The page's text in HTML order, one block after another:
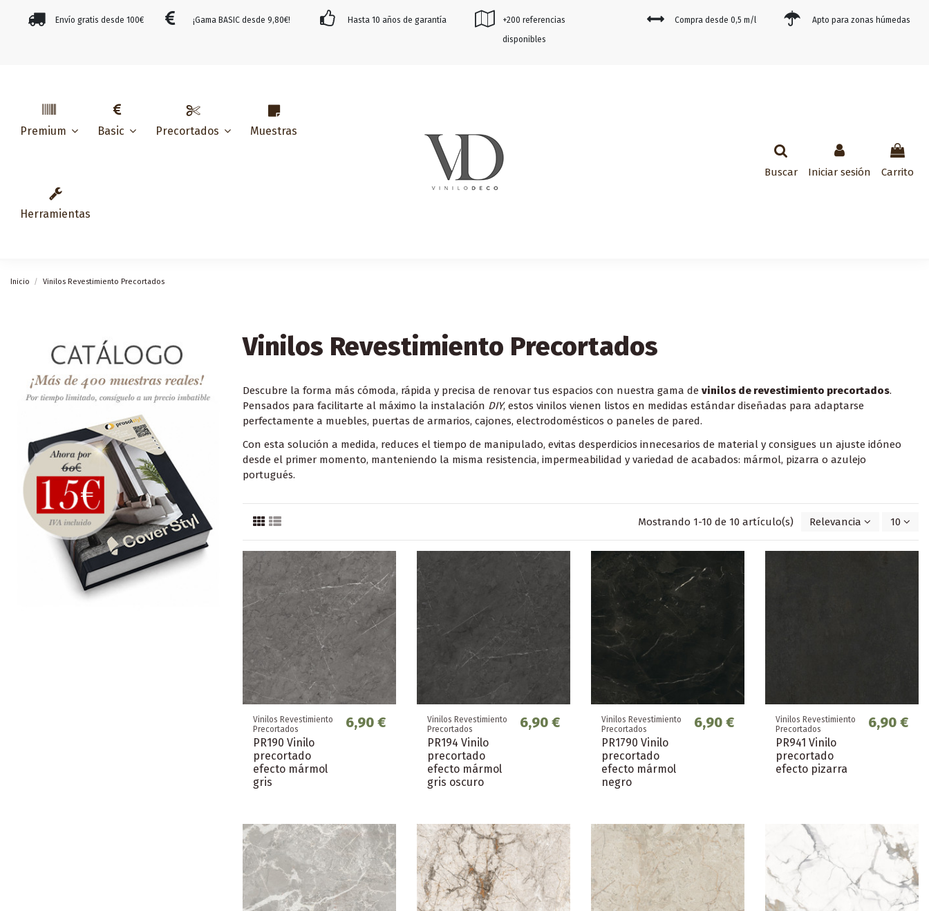
Envío gratis desde 100€ ¡Gama BASIC desde 9,80€! Hasta 10 años de garantía
+200 referencias
disponibles
Compra desde 0,5 m/l Apto para zonas húmedas
Premium Basic Precortados Muestras
Herramientas
Buscar Iniciar sesión Carrito
Inicio Vinilos Revestimiento Precortados
Vinilos Revestimiento Precortados
Descubre la forma más cómoda, rápida y precisa de renovar tus espacios con nuestra gama de vinilos de revestimiento precortados.
Pensados para facilitarte al máximo la instalación DIY, estos vinilos vienen listos en medidas estándar diseñadas para adaptarse
perfectamente a muebles, puertas de armarios, cajones, electrodomésticos o paneles de pared.
Con esta solución a medida, reduces el tiempo de manipulado, evitas desperdicios innecesarios de material y consigues un ajuste idóneo
desde el primer momento, manteniendo la misma resistencia, impermeabilidad y variedad de acabados: mármol, pizarra o azulejo
portugués.
Mostrando 1-10 de 10 artículo(s) Relevancia 10
Vinilos Revestimiento
Precortados
PR190 Vinilo
precortado
efecto mármol
gris
6,90 €
Vinilos Revestimiento
Precortados
PR194 Vinilo
precortado
efecto mármol
gris oscuro
6,90 €
Vinilos Revestimiento
Precortados
PR1790 Vinilo
precortado
efecto mármol
negro
6,90 €
Vinilos Revestimiento
Precortados
PR941 Vinilo
precortado
efecto pizarra
6,90 €